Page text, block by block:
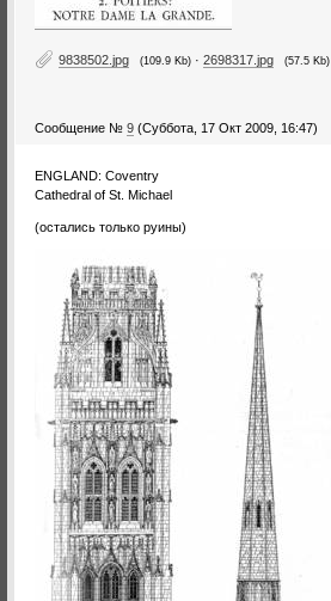
9838502.jpg (109.9 Kb) · 2698317.jpg (57.5 Kb)
Сообщение № 9 (Суббота, 17 Окт 2009, 16:47)
ENGLAND: Coventry
Cathedral of St. Michael
(остались только руины)